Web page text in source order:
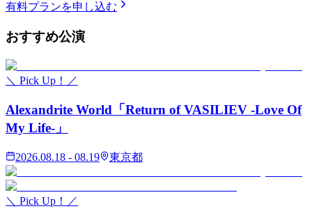
有料プランを申し込む
おすすめ公演
＼ Pick Up！／
Alexandrite World「Return of VASILIEV -Love Of
My Life-」
2026.08.18 - 08.19 東京都
＼ Pick Up！／